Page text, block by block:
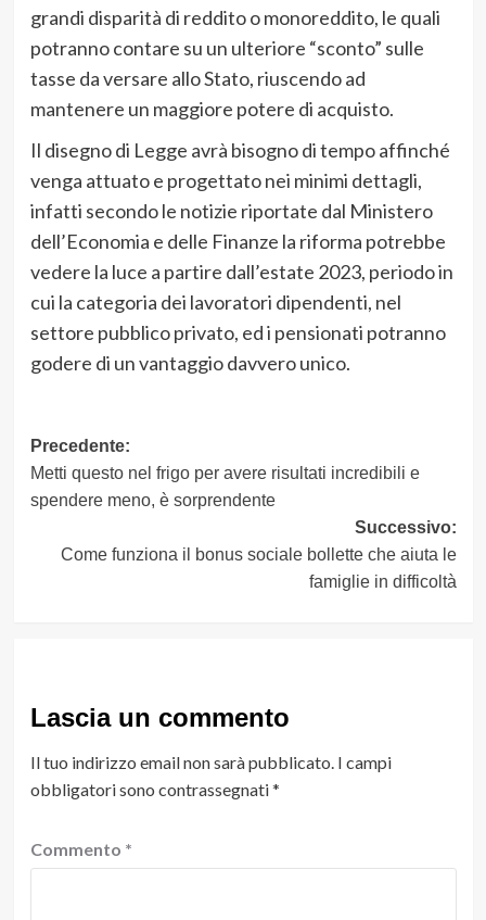
grandi disparità di reddito o monoreddito, le quali
potranno contare su un ulteriore “sconto” sulle
tasse da versare allo Stato, riuscendo ad
mantenere un maggiore potere di acquisto.
Il disegno di Legge avrà bisogno di tempo affinché
venga attuato e progettato nei minimi dettagli,
infatti secondo le notizie riportate dal Ministero
dell’Economia e delle Finanze la riforma potrebbe
vedere la luce a partire dall’estate 2023, periodo in
cui la categoria dei lavoratori dipendenti, nel
settore pubblico privato, ed i pensionati potranno
godere di un vantaggio davvero unico.
Navigazione
articolo
Precedente:
Metti questo nel frigo per avere risultati incredibili e
spendere meno, è sorprendente
Successivo:
Come funziona il bonus sociale bollette che aiuta le
famiglie in difficoltà
Lascia un commento
Il tuo indirizzo email non sarà pubblicato. I campi
obbligatori sono contrassegnati*
Commento *